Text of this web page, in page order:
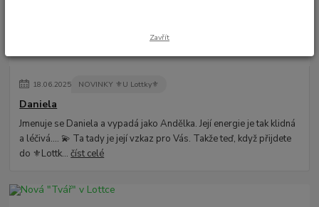
18.06.2025 NOVINKY ⚜️U Lottky⚜️
Daniela
Jmenuje se Daniela a vypadá jako Andělka. Její energie je tak klidná
a léčivá.... 💫 Ta tady je její vzkaz pro Vás. Takže teď, když přijdete
do ⚜️Lottk...číst celé
Zavřít